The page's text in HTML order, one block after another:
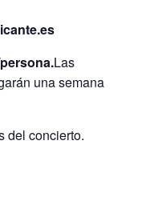
Las
una semana
del concierto.